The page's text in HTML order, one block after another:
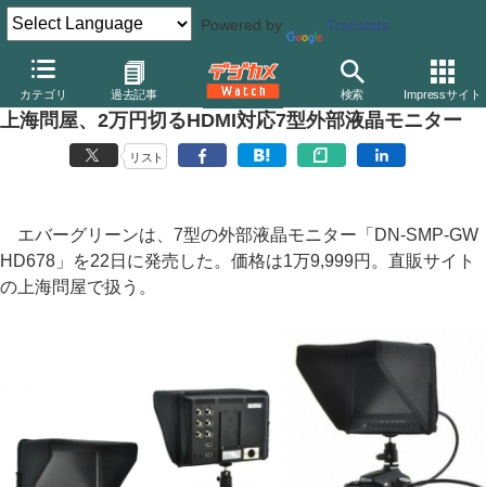
Powered by Translate
カテゴリ 過去記事 検索 Impressサイト
デジカメ Watch その他
上海問屋、2万円切るHDMI対応7型外部液晶モニター
リスト
エバーグリーンは、7型の外部液晶モニター「DN-SMP-GW
HD678」を22日に発売した。価格は1万9,999円。直販サイト
の上海問屋で扱う。